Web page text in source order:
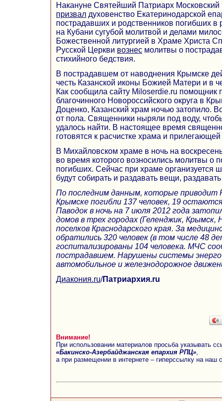
Накануне Святейший Патриарх Московский
призвал духовенство Екатеринодарской
пострадавших и родственников погибших в
на Кубани сугубой молитвой и делами
Божественной литургией в Храме Христа
Русской Церкви вознес молитвы о
стихийного бедствия.
В пострадавшем от наводнения Крымске
честь Казанской иконы Божией Матери и в
Как сообщила сайту Miloserdie.ru
благочинного Новороссийского округа в
Доценко, Казанский храм ночью затопило.
от пола. Cвященники ныряли под воду,
удалось найти. В настоящее время
готовятся к расчистке храма и
В Михайловском храме в ночь на
во время которого возносились молитвы о
погибших. Сейчас при храме организуется
будут собирать и раздавать вещи,
По последним данным, которые приводит
Крымске погибли 137 человек, 19
Паводок в ночь на 7 июля 2012 года
домов в трех городах (Геленджик, Крымск,
поселков Краснодарского края. За
обратились 320 человек (в том числе 48
госпитализированы 104 человека. МЧС
пострадавшем. Нарушены системы
автомобильное и железнодорожное
Диакония.ru/Патриархия.ru
Внимание!
При использовании материалов просьба указывать
«Бакинско-Азербайджанская епархия РПЦ»
а при размещении в интернете – гиперссылку на наш